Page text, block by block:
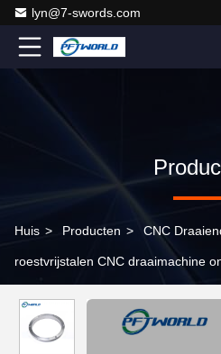
lyn@7-swords.com
Huis > Producten > CNC
roestvrijstalen CNC draaimachine